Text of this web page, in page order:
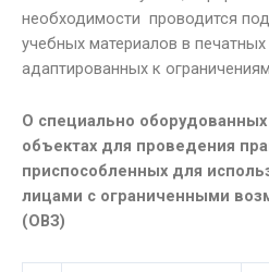
необходимости проводится
учебных материалов в
адаптированных к
О специально оборудованных
объектах для проведения
приспособленных для
лицами с ограниченными
(ОВЗ)